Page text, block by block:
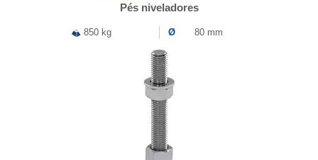
Pés niveladores
850 kg Ø 80 mm